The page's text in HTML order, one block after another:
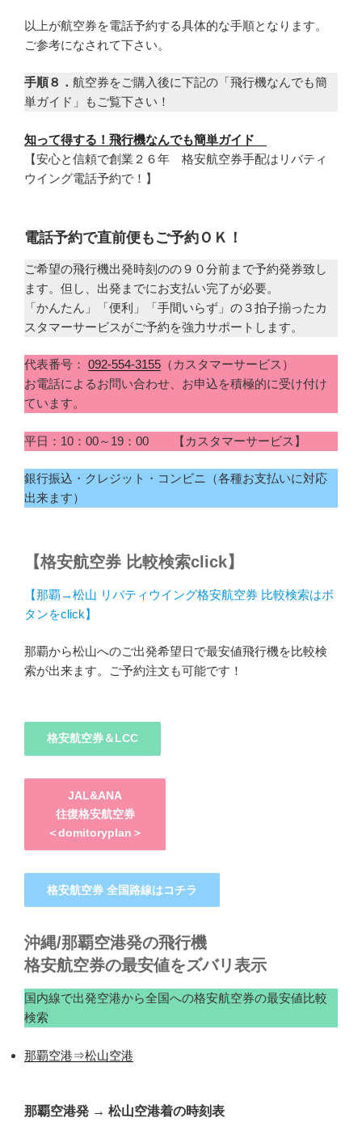
以上が航空券を電話予約する具体的な手順となります。
ご参考になされて下さい。
手順８． 航空券をご購入後に下記の「飛行機なんでも簡
単ガイド」もご覧下さい！
知って得する！飛行機なんでも簡単ガイド
【安心と信頼で創業２６年 格安航空券手配はリバティ
ウイング電話予約で！】
電話予約で直前便もご予約ＯＫ！
ご希望の飛行機出発時刻のの９０分前まで予約発券致し
ます。但し、出発までにお支払い完了が必要。
「かんたん」「便利」「手間いらず」の３拍子揃ったカ
スタマーサービスがご予約を強力サポートします。
代表番号： 092-554-3155 （カスタマーサービス）
お電話によるお問い合わせ、お申込を積極的に受け付け
ています。
平日：10：00～19：00 【カスタマーサービス】
銀行振込・クレジット・コンビニ（各種お支払いに対応
出来ます）
【格安航空券 比較検索click】
【那覇→松山 リバティウイング格安航空券 比較検索はボ
タンをclick】
那覇から松山へのご出発希望日で最安値飛行機を比較検
索が出来ます。ご予約注文も可能です！
格安航空券＆LCC
JAL&ANA
往復格安航空券
＜domitoryplan＞
格安航空券 全国路線はコチラ
沖縄/那覇空港発の飛行機
格安航空券の最安値をズバリ表示
国内線で出発空港から全国への格安航空券の最安値比較
検索
那覇空港⇒松山空港
那覇空港発 → 松山空港着の時刻表